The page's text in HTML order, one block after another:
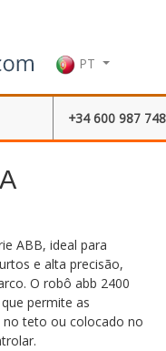
PT
+34 600 987 748
ABB, ideal para
e alta precisão,
O robô abb 2400
permite as
no teto ou colocado no